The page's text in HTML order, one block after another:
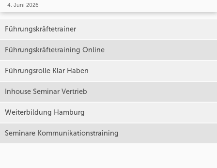
4. Juni 2026
Führungskräftetrainer
Führungskräftetraining Online
Führungsrolle Klar Haben
Inhouse Seminar Vertrieb
Weiterbildung Hamburg
Seminare Kommunikationstraining